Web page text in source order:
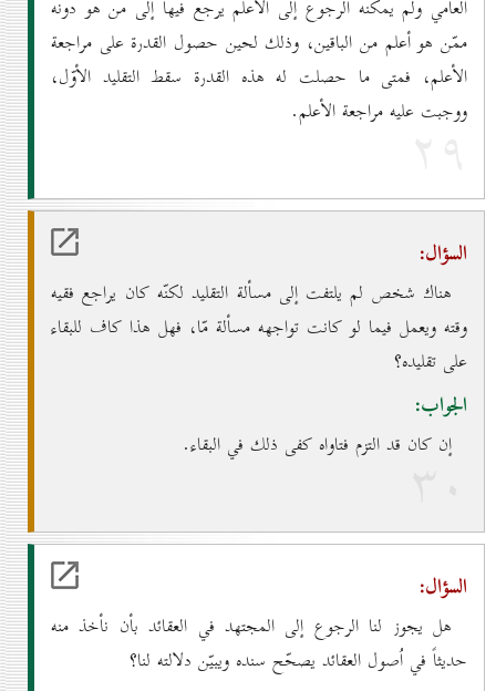
العامي ولم يمكنه الرجوع إلى الأعلم يرجع فيها إلى من هو دونه
ممّن هو أعلم من الباقين، وذلك لحين حصول القدرة على مراجعة
الأعلم، فمتى ما حصلت له هذه القدرة سقط التقليد الأوّل،
ووجبت عليه مراجعة الأعلم.
۲۹
السؤال:
هناك شخص لم يلتفت إلى مسألة التقليد لكنّه كان يراجع فقيه
وقته ويعمل فيما لو كانت تواجهه مسألة مّا، فهل هذا كاف للبقاء
على تقليده؟
الجواب:
إن كان قد التزم فتاواه كفى ذلك في البقاء.
۳٠
السؤال:
هل يجوز لنا الرجوع إلى المجتهد في العقائد بأن نأخذ منه
حديثاً في اُصول العقائد يصحّح سنده ويبيّن دلالته لنا؟